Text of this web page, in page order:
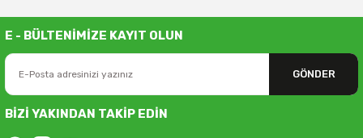
E - BÜLTENİMİZE KAYIT OLUN
GÖNDER
BİZİ YAKINDAN TAKİP EDİN